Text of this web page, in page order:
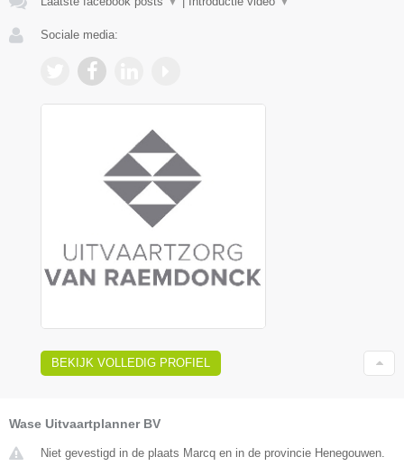
Sociale media:
BEKIJK VOLLEDIG PROFIEL
Wase Uitvaartplanner BV
Niet gevestigd in de plaats Marcq en in de provincie Henegouwen.